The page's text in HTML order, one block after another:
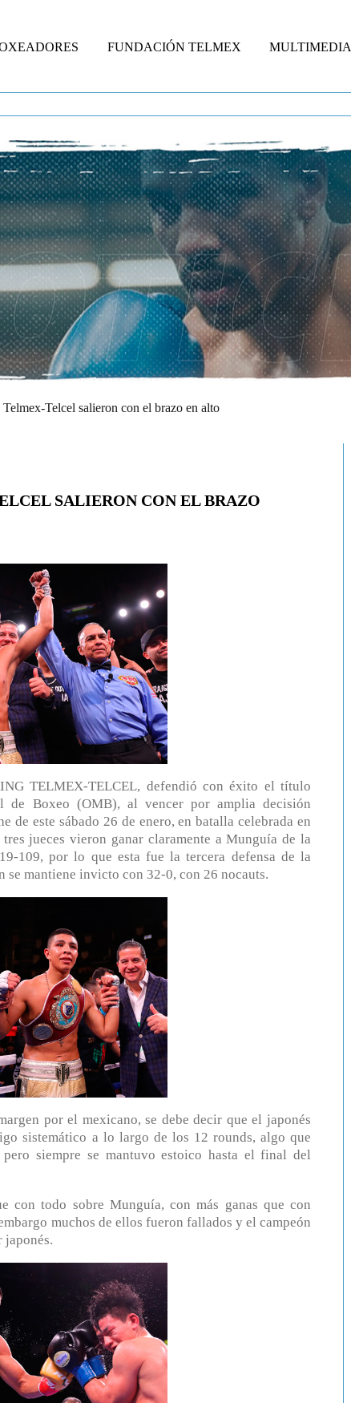
FUNDACIÓN TELMEX MULTIMEDIA
Telcel salieron con el brazo en alto
SALIERON CON EL BRAZO
TELMEX-TELCEL, defendió con éxito el título
de Boxeo (OMB), al vencer por amplia decisión
de este sábado 26 de enero, en batalla celebrada en
jueces vieron ganar claramente a Munguía de la
109, por lo que esta fue la tercera defensa de la
mantiene invicto con 32-0, con 26 nocauts.
por el mexicano, se debe decir que el japonés
sistemático a lo largo de los 12 rounds, algo que
pero siempre se mantuvo estoico hasta el final del
con todo sobre Munguía, con más ganas que con
muchos de ellos fueron fallados y el campeón
japonés.